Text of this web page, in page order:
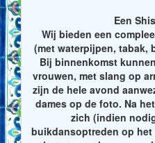
Een
Wij bieden een
(met waterpijpen, tabak,
Bij binnenkomst
vrouwen, met slang op
zijn de hele avond
dames op de foto. Na
zich (indien
buikdansoptreden op